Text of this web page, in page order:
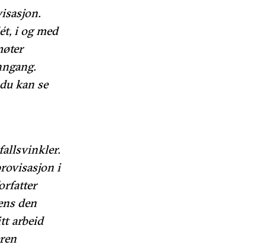
i og med
kan se
i
den
arbeid